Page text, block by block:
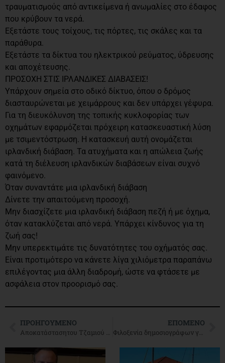
τραυματισμούς από αντικείμενα ή ανωμαλίες στο έδαφος
που κρύβουν τα νερά.
Εξετάστε τους τοίχους, τις πόρτες, τις σκάλες και τα
παράθυρα.
Εξετάστε τα δίκτυα του ηλεκτρικού ρεύματος, ύδρευσης
και αποχέτευσης.
ΠΡΟΣΟΧΗ ΣΤΙΣ ΙΡΛΑΝΔΙΚΕΣ ΔΙΑΒΑΣΕΙΣ!
Υπάρχουν σημεία στο οδικό δίκτυο, όπου ο δρόμος
διασταυρώνεται με χειμάρρους και δεν υπάρχει γέφυρα.
Για τη διευκόλυνση της τοπικής κυκλοφορίας των
οχημάτων εφαρμόζεται πρόχειρη κατασκευαστική λύση
με τσιμεντόστρωση. Η κατασκευή αυτή ονομάζεται
ιρλανδική διάβαση. Τα ατυχήματα και η απώλεια ζωής
κατά τη διέλευση ιρλανδικών διαβάσεων είναι συχνό
φαινόμενο.
Όταν συναντάτε μια ιρλανδική διάβαση
Δίνετε την απαιτούμενη προσοχή.
Μην διασχίζετε μια ιρλανδική διάβαση πεζή ή με όχημα,
όταν κατακλύζεται από νερά. Υπάρχει κίνδυνος για τη
ζωή σας!
Μην υπερεκτιμάτε τις δυνατότητες του οχήματός σας.
Είναι προτιμότερο να κάνετε λίγα χιλιόμετρα παραπάνω
επιλέγοντας μια άλλη διαδρομή, ώστε να φτάσετε με
ασφάλεια στον προορισμό σας.
ΠΡΟΗΓΟΎΜΕΝΟ
Aποκατάστασητου Τζαμιού Καλούτσανης
ΕΠΌΜΕΝΟ
Φιλοξενία δημοσιογράφων για την τουριστική ανάδειξη των Ιωαννίνων